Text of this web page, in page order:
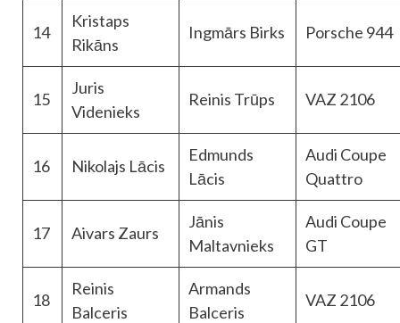
14
Kristaps
Rikāns
Ingmārs Birks Porsche 944
15
Juris
Videnieks
Reinis Trūps VAZ 2106
16 Nikolajs Lācis
Edmunds
Lācis
Audi Coupe
Quattro
17 Aivars Zaurs
Jānis
Maltavnieks
Audi Coupe
GT
18
Reinis
Balceris
Armands
Balceris
VAZ 2106